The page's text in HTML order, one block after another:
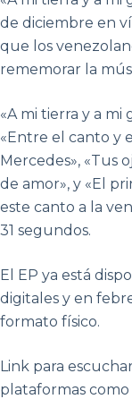
de diciembre en
que los
rememorar la
«A mi tierra y a mi
«Entre el canto y
Mercedes», «Tus
de amor», y «El
este canto a la
31 segundos.
El EP ya está
digitales y en
formato físico.
Link para
plataformas como